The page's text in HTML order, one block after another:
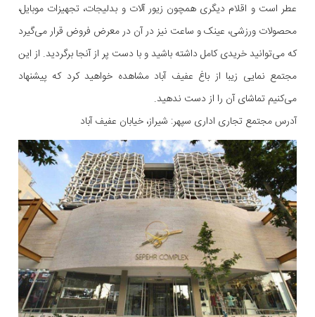
عطر است و اقلام دیگری همچون زیور آلات و بدلیجات، تجهیزات موبایل،
محصولات ورزشی، عینک و ساعت نیز در آن در معرض فروض قرار می‌گیرد
که می‌توانید خریدی کامل داشته باشید و با دست پر از آنجا برگردید. از این
مجتمع نمایی زیبا از باغ عفیف آباد مشاهده خواهید کرد که پیشنهاد
می‌کنیم تماشای آن را از دست ندهید.
آدرس مجتمع تجاری اداری سپهر: شیراز، خیابان عفیف آباد